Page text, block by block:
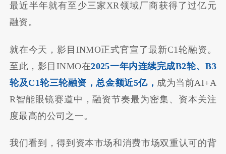
最近半年就有至少三家XR领域厂商获得了过亿元
融资。
就在今天，影目INMO正式官宣了最新C1轮融资。
至此，影目INMO在2025一年内连续完成B2轮、B3
轮及C1轮三轮融资，总金额近5亿， 成为当前AI+A
R智能眼镜赛道中，融资节奏最为密集、资本关注
度最高的公司之一。
我们看到，得到资本市场和消费市场双重认可的背